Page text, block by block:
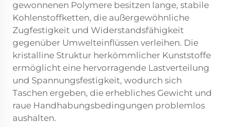
gewonnenen Polymere besitzen lange, stabile
Kohlenstoffketten, die außergewöhnliche
Zugfestigkeit und Widerstandsfähigkeit
gegenüber Umwelteinflüssen verleihen. Die
kristalline Struktur herkömmlicher Kunststoffe
ermöglicht eine hervorragende Lastverteilung
und Spannungsfestigkeit, wodurch sich
Taschen ergeben, die erhebliches Gewicht und
raue Handhabungsbedingungen problemlos
aushalten.